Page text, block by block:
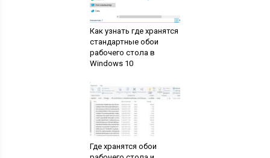
Как узнать где хранятся
стандартные обои
рабочего стола в
Windows 10
Где хранятся обои